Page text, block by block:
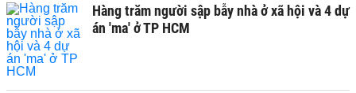
Hàng trăm người sập bẫy nhà ở xã hội và 4 dự
án 'ma' ở TP HCM